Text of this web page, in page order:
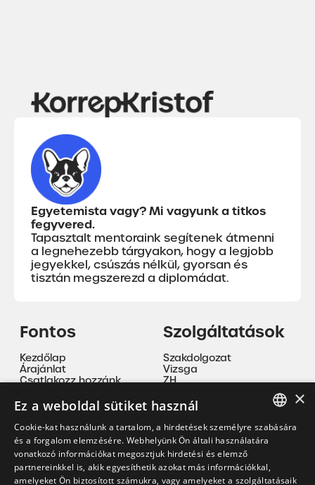
Egyetemista vagy? Mi vagyunk a titkos
fegyvered.
Tapasztalt mentoraink segítenek átmenni
a legnehezebb tárgyakon, hogy a legjobb
jegyekkel, csúszás nélkül, gyorsan és
tisztán megszerezd a diplomádat.
Fontos
Kezdőlap
Árajánlat
Csatlakozz hozzánk
Adatvédelmi nyilatkozat
Cookie tájékoztató
Szolgáltatások
Szakdolgozat
Vizsga
ZH
Nyelvoktatás
Magánóra
Szakmai gyakorlat
Mentorálás
Kapcsolat
HUNGARIAN
×
Ez a weboldal sütiket használ
Cookie-kat használunk a tartalom, a hirdetések személyre szabására
és a forgalom elemzésére. Webhelyünk Ön általi használatára
vonatkozó információkat megosztjuk hirdetési és elemző
partnereinkkel is, akik egyesíthetik azokat más információkkal,
amelyeket Ön biztosított számukra, vagy amelyeket a szolgáltatásaik